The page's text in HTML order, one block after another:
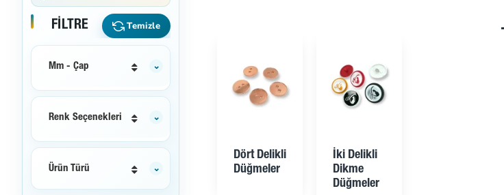
FILTRE Temizle
Mm - Çap
Renk Seçenekleri
Ürün Türü
Dört Delikli
Düğmeler
İki Delikli
Dikme
Düğmeler